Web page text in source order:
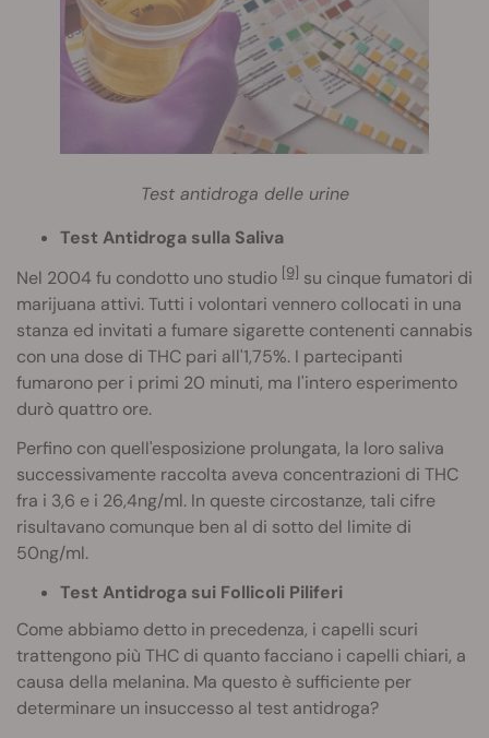
Test antidroga delle urine
Test Antidroga sulla Saliva
Nel 2004 fu condotto uno studio [9] su cinque fumatori di
marijuana attivi. Tutti i volontari vennero collocati in una
stanza ed invitati a fumare sigarette contenenti cannabis
con una dose di THC pari all'1,75%. I partecipanti
fumarono per i primi 20 minuti, ma l'intero esperimento
durò quattro ore.
Perfino con quell'esposizione prolungata, la loro saliva
successivamente raccolta aveva concentrazioni di THC
fra i 3,6 e i 26,4ng/ml. In queste circostanze, tali cifre
risultavano comunque ben al di sotto del limite di
50ng/ml.
Test Antidroga sui Follicoli Piliferi
Come abbiamo detto in precedenza, i capelli scuri
trattengono più THC di quanto facciano i capelli chiari, a
causa della melanina. Ma questo è sufficiente per
determinare un insuccesso al test antidroga?